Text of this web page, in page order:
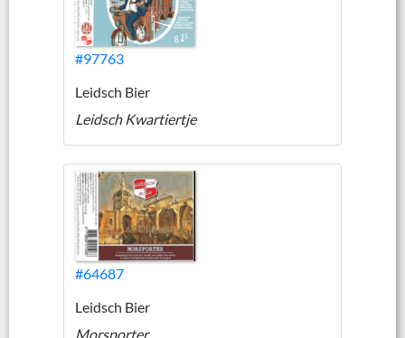
#97763
Leidsch Bier
Leidsch Kwartiertje
#64687
Leidsch Bier
Morsporter